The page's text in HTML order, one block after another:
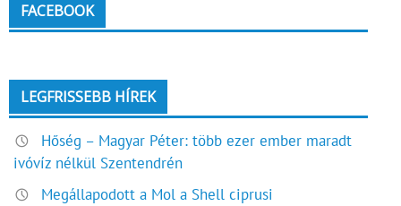
FACEBOOK
LEGFRISSEBB HÍREK
Hőség – Magyar Péter: több ezer ember maradt
ivóvíz nélkül Szentendrén
Megállapodott a Mol a Shell ciprusi